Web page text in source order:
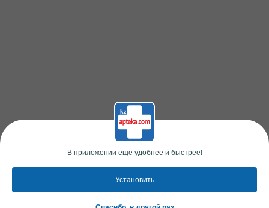
В приложении ещё удобнее и быстрее!
Установить